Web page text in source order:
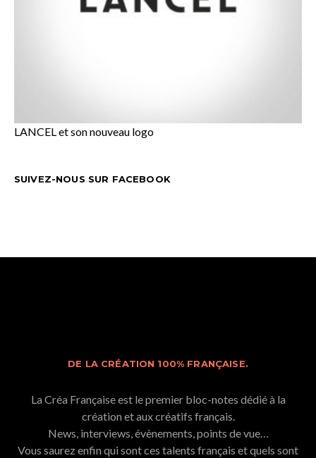
LANCEL et son nouveau logo
SUIVEZ-NOUS SUR FACEBOOK
DE LA CRÉATION 100% FRANÇAISE.
La Créa Française est le premier bloc-notes dédié à la
création et aux créatifs français.
News, interviews, évènements, points de vue…
Vous saurez enfin qui sont ces talents français et quels sont